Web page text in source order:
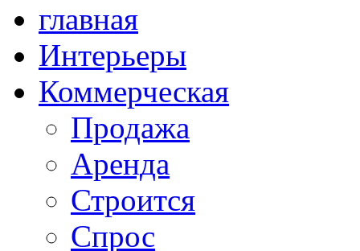
главная
Интерьеры
Коммерческая
Продажа
Аренда
Строится
Спрос